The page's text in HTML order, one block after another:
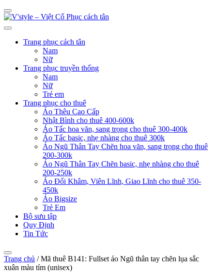
Trang phục cách tân
Nam
Nữ
Trang phục truyền thống
Nam
Nữ
Trẻ em
Trang phục cho thuê
Áo Thêu Cao Cấp
Nhật Bình cho thuê 400-600k
Áo Tấc hoa văn, sang trọng cho thuê 300-400k
Áo Tấc basic, nhẹ nhàng cho thuê 300k
Áo Ngũ Thân Tay Chẽn hoa văn, sang trọng cho thuê
200-300k
Áo Ngũ Thân Tay Chẽn basic, nhẹ nhàng cho thuê
200-250k
Áo Đối Khâm, Viên Lĩnh, Giao Lĩnh cho thuê 350-
450k
Áo Bigsize
Trẻ Em
Bộ sưu tập
Quy Định
Tin Tức
Trang chủ /Mã thuê B141: Fullset áo Ngũ thân tay chẽn lụa sắc
xuân màu tím (unisex)